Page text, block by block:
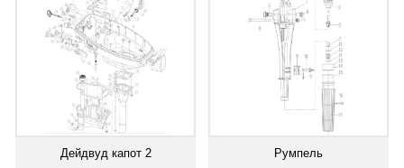
Дейдвуд капот 2 Румпель